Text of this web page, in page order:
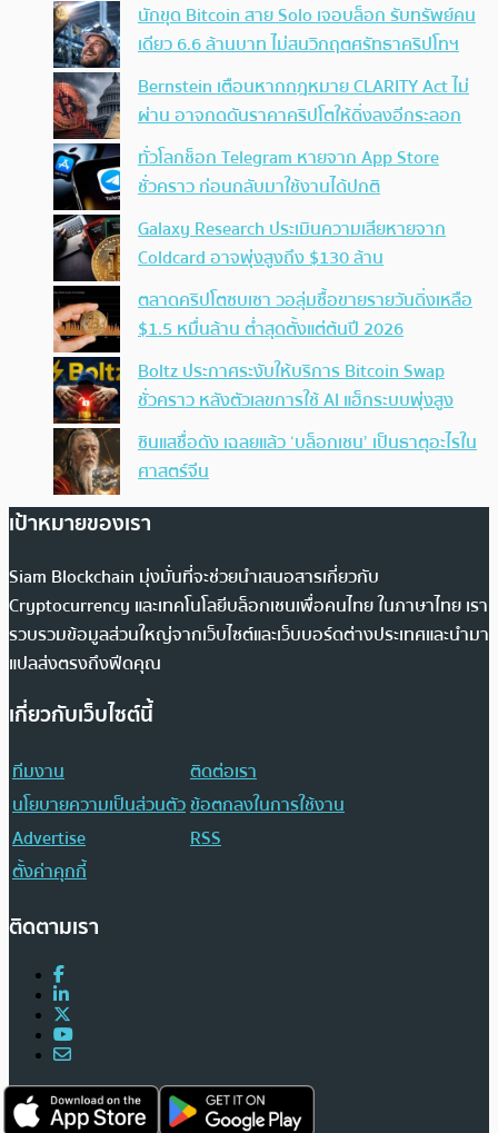
นักขุด Bitcoin สาย Solo เจอบล็อก รับทรัพย์คน
เดียว 6.6 ล้านบาท ไม่สนวิกฤตศรัทธาคริปโทฯ
Bernstein เตือนหากกฎหมาย CLARITY Act ไม่
ผ่าน อาจกดดันราคาคริปโตให้ดิ่งลงอีกระลอก
ทั่วโลกช็อก Telegram หายจาก App Store
ชั่วคราว ก่อนกลับมาใช้งานได้ปกติ
Galaxy Research ประเมินความเสียหายจาก
Coldcard อาจพุ่งสูงถึง $130 ล้าน
ตลาดคริปโตซบเซา วอลุ่มซื้อขายรายวันดิ่งเหลือ
$1.5 หมื่นล้าน ต่ำสุดตั้งแต่ต้นปี 2026
Boltz ประกาศระงับให้บริการ Bitcoin Swap
ชั่วคราว หลังตัวเลขการใช้ AI แฮ็กระบบพุ่งสูง
ซินแสชื่อดัง เฉลยแล้ว ‘บล็อกเชน’ เป็นธาตุอะไรใน
ศาสตร์จีน
เป้าหมายของเรา
Siam Blockchain มุ่งมั่นที่จะช่วยนำเสนอสารเกี่ยวกับ
Cryptocurrency และเทคโนโลยีบล็อกเชนเพื่อคนไทย ในภาษาไทย เรา
รวบรวมข้อมูลส่วนใหญ่จากเว็บไซต์และเว็บบอร์ดต่างประเทศและนำมา
แปลส่งตรงถึงฟีดคุณ
เกี่ยวกับเว็บไซต์นี้
ทีมงาน
ติดต่อเรา
นโยบายความเป็นส่วนตัวข้อตกลงในการใช้งาน
Advertise
RSS
ตั้งค่าคุกกี้
ติดตามเรา